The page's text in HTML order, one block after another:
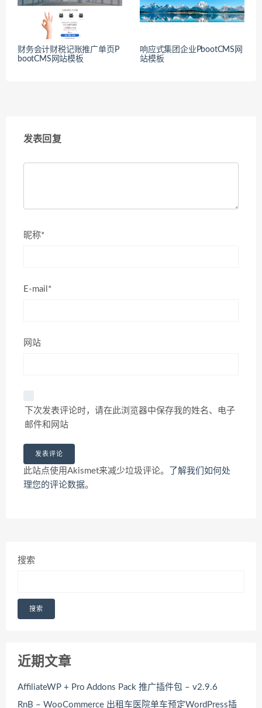
财务会计财税记账推广单页P
bootCMS网站模板
响应式集团企业PbootCMS网
站模板
发表回复
昵称*
E-mail*
网站
下次发表评论时，请在此浏览器中保存我的姓名、电子
邮件和网站
此站点使用Akismet来减少垃圾评论。
了解我们如何处
理您的评论数据。
搜索
搜索
近期文章
AffiliateWP + Pro Addons Pack 推广插件包 – v2.9.6
RnB – WooCommerce 出租车医院单车预定WordPress插